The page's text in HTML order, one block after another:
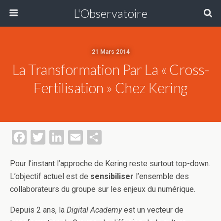
L'Observatoire
21 Mars 2014
La Transformation Par La « Cross-
Fertilisation » Chez Kering
c
e
o
i
t
e
n
k
d
a
i
r
t
g
Pour l’instant l’approche de Kering reste surtout top-down.
L’objectif actuel est de sensibiliser l’ensemble des
collaborateurs du groupe sur les enjeux du numérique.
Depuis 2 ans, la Digital Academyest un vecteur de